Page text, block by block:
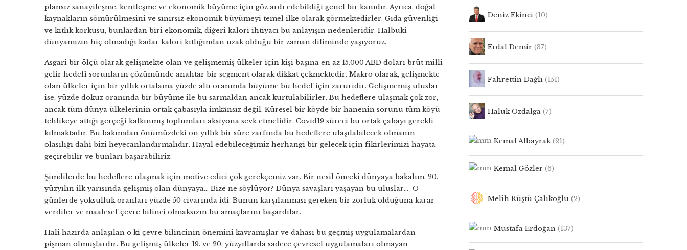
plansız sanayileşme, kentleşme ve ekonomik büyüme için göz ardı edebildiği genel bir kanıdır. Ayrıca, doğal
kaynakların sömürülmesini ve sınırsız ekonomik büyümeyi temel ilke olarak görmektedirler. Gıda güvenliği
ve kıtlık korkusu, bunlardan biri ekonomik, diğeri kalori ihtiyacı bu anlayışın nedenleridir. Halbuki
dünyamızın hiç olmadığı kadar kalori kıtlığından uzak olduğu bir zaman diliminde yaşıyoruz.
Asgari bir ölçü olarak gelişmekte olan ve gelişmemiş ülkeler için kişi başına en az 15.000 ABD doları brüt milli
gelir hedefi sorunların çözümünde anahtar bir segment olarak dikkat çekmektedir. Makro olarak, gelişmekte
olan ülkeler için bir yıllık ortalama yüzde altı oranında büyüme bu hedef için zaruridir. Gelişmemiş uluslar
ise, yüzde dokuz oranında bir büyüme ile bu sarmaldan ancak kurtulabilirler. Bu hedeflere ulaşmak çok zor,
ancak tüm dünya ülkelerinin ortak çabasıyla imkânsız değil. Küresel bir köyde bir hanenin sorunu tüm köyü
tehlikeye attığı gerçeği kalkınmış toplumları aksiyona sevk etmelidir. Covid19 süreci bu ortak çabayı gerekli
kılmaktadır. Bu bakımdan önümüzdeki on yıllık bir süre zarfında bu hedeflere ulaşılabilecek olmanın
olasılığı dahi bizi heyecanlandırmalıdır. Hayal edebileceğimiz herhangi bir gelecek için fikirlerimizi hayata
geçirebilir ve bunları başarabiliriz.
Şimdilerde bu hedeflere ulaşmak için motive edici çok gerekçemiz var. Bir nesil önceki dünyaya bakalım. 20.
yüzyılın ilk yarısında gelişmiş olan dünyaya… Bize ne söylüyor? Dünya savaşları yaşayan bu uluslar… O
günlerde yoksulluk oranları yüzde 50 civarında idi. Bunun karşılanması gereken bir zorluk olduğuna karar
verdiler ve maalesef çevre bilinci olmaksızın bu amaçlarını başardılar.
Hali hazırda anlaşılan o ki çevre bilincinin önemini kavramışlar ve dahası bu geçmiş uygulamalardan
pişman olmuşlardır. Bu gelişmiş ülkeler 19. ve 20. yüzyıllarda sadece çevresel uygulamaları olmayan
Deniz Ekinci (10)
Erdal Demir (37)
Fahrettin Dağlı (151)
Haluk Özdalga (7)
Kemal Albayrak(21)
Kemal Gözler (6)
Melih Rüştü Çalıkoğlu (2)
Mustafa Erdoğan (137)